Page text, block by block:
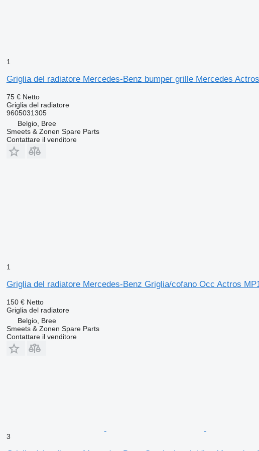
1
Griglia del radiatore Mercedes-Benz bumper grille Mercedes
75 € Netto
Griglia del radiatore
9605031305
Belgio, Bree
Smeets & Zonen Spare Parts
Contattare il venditore
1
Griglia del radiatore Mercedes-Benz Griglia/cofano Occ Actros
150 € Netto
Griglia del radiatore
Belgio, Bree
Smeets & Zonen Spare Parts
Contattare il venditore
3